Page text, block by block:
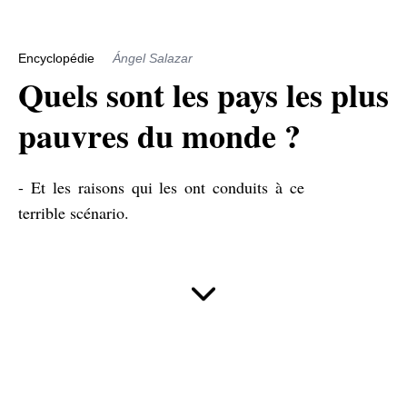
Encyclopédie Ángel Salazar
Quels sont les pays les plus
pauvres du monde ?
- Et les raisons qui les ont conduits à ce
terrible scénario.